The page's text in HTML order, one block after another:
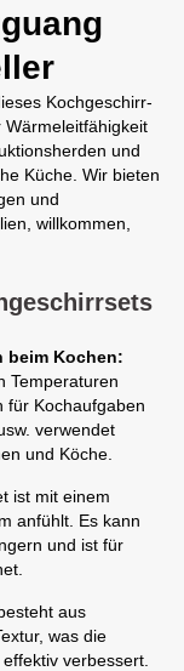
Kochgeschirr-
und
Küche. Wir bieten
und
willkommen,
beim Kochen:
Temperaturen
für Kochaufgaben
verwendet
und Köche.
ist mit einem
anfühlt. Es kann
und ist für
aus
was die
verbessert.